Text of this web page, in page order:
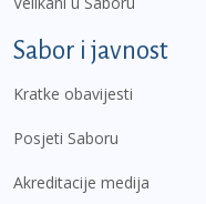
Sabor i javnost
Kratke obavijesti
Posjeti Saboru
Akreditacije medija